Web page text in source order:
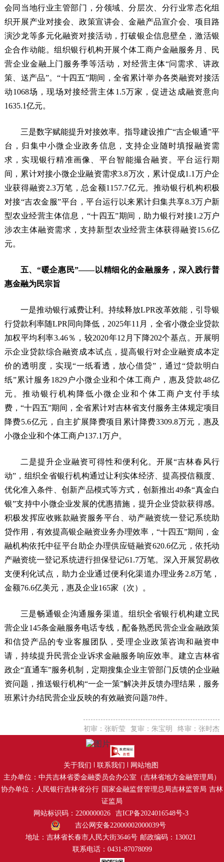
会同当地行业主管部门，分领域、分层次、分行业常态化组
织开展产业对接会、政策宣讲会、金融产品宣介会、项目路
演沙龙等多元化融资对接活动，打破银企信息壁垒，激活银
企合作动能。组织银行机构开展个体工商户金融服务月、民
营企业金融上门服务季等活动，对经营主体“问需求、讲政
策、送产品”。“十四五”期间，全省累计举办各类融资对接活
动1068场，现场对接经营主体1.5万家，促进达成融资意向
1635.1亿元。
三是数字赋能提升对接效率。指导建设推广“吉企银通”平
台，归集中小微企业政务信息，支持企业随时填报融资需
求，实现银行精准画像、平台智能撮合融资。平台运行期
间，累计对接小微企业融资需求3.8万次，累计促成1.1万户企
业获得融资2.3万笔，总金额1157.7亿元。推动银行机构积极
对接“吉农金服”平台，平台运行以来累计归集共享8.3万户新
型农业经营主体信息，“十四五”期间，助力银行对接1.2万户
涉农主体融资需求，支持新型农业经营主体获得融资15.6亿
元。
五、“暖企惠民”——以精细化的金融服务，深入践行普
惠金融为民宗旨
一是推动银行减费让利。持续释放LPR改革效能，引导银
行贷款利率随LPR同向降低，2025年11月，全省小微企业贷款
加权平均利率3.46％，较2020年12月下降202个基点。开展明
示企业贷款综合融资成本试点，提高银行对企业融资成本定
价的透明度，实现“一纸看透，放心借贷”，通过“贷款明白
纸”累计服务1829户小微企业和个体工商户，惠及贷款48亿
元。推动银行机构降低小微企业和个体工商户支付手续
费，“十四五”期间，全省累计对吉林省支付服务主体规定项目
降费5.6亿元，自主扩展降费项目累计降费3309.8万元，惠及
小微企业和个体工商户137.1万户。
二是提升企业融资可得性和便利化。开展“吉林春风行
动”，组织全省银行机构通过让利实体经济、提高授信额度、
优化准入条件、创新产品模式等方式，创新推出49条“真金白
银”支持中小微企业发展的优惠措施，提升企业贷款获得感。
积极发挥应收账款融资服务平台、动产融资统一登记系统助
贷作用，有效提高银企融资业务办理效率，“十四五”期间，金
融机构依托中征平台助企办理供应链融资620.6亿元，依托动
产融资统一登记系统进行担保登记61.7万笔。深入开展贸易收
支便利化试点，助力企业通过便利化渠道办理业务2.8万笔，
金额76.6亿美元，惠及企业165家（次）。
三是畅通银企沟通服务渠道。组织全省银行机构建立民
营企业145条金融服务电话专线，配备熟悉民营企业金融政策
和信贷产品的专业客服团队，受理企业政策咨询和融资申
请，持续提升民营企业诉求金融服务响应效率。建立吉林省
政企“直通车”服务机制，定期搜集企业主管部门反馈的企业融
资问题，推送银行机构“一企一策”解决并反馈办理结果，服务
班累计办结民营企业反映的有效融资问题78件。
初审：张昕莹 复审：朱宝明 终审：张时杰
关于我们 联系我们
网站地图
主办单位：中共吉林省委金融委员会办公室（吉林省地方金融管理局）
协办单位：人民银行吉林省分行 国家金融监督管理总局吉林监管局 吉林
证监局
网站标识码：2200000026
吉ICP备2024016548号-3
吉公网安备22000002000039号
地址：吉林省长春市人民大街3646号 邮政编码：130021
联系电话：0431-87078099